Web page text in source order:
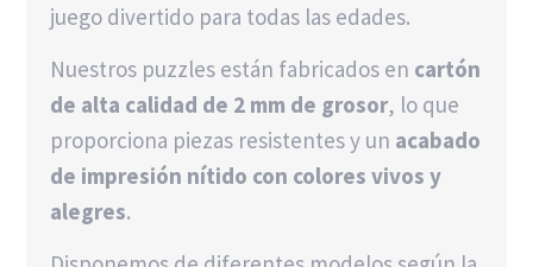
juego divertido para todas las edades.
Nuestros puzzles están fabricados en cartón
de alta calidad de 2 mm de grosor, lo que
proporciona piezas resistentes y un acabado
de impresión nítido con colores vivos y
alegres.